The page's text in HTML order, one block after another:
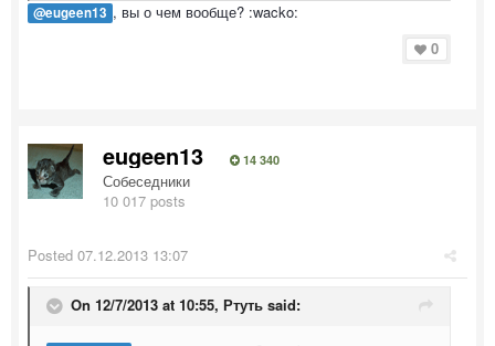
@eugeen13 , вы о чем вообще? :wacko:
0
eugeen13 14 340
Собеседники
10 017 posts
Posted 07.12.2013 13:07
On 12/7/2013 at 10:55, Ртуть said: